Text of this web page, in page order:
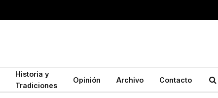
Historia y
Tradiciones
Opinión Archivo Contacto